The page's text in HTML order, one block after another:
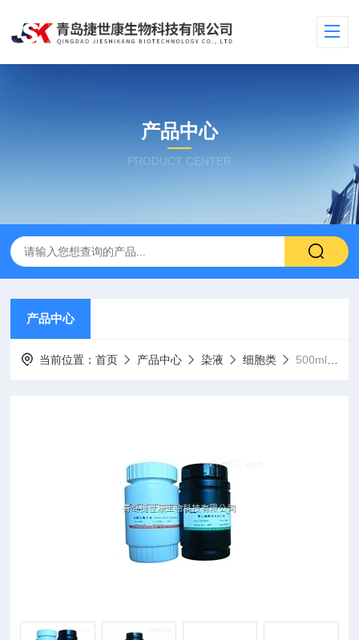
产品中心
PRODUCT CENTER
产品中心
当前位置：首页 产品中心 染液 细胞类 500ml山东网织红细胞染色液